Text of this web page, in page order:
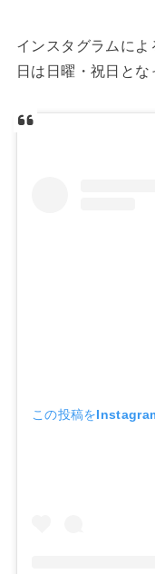
インスタグラムに
日は日曜・祝日とな
この投稿を